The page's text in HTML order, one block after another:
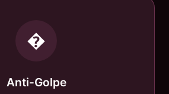
�
Anti-Golpe